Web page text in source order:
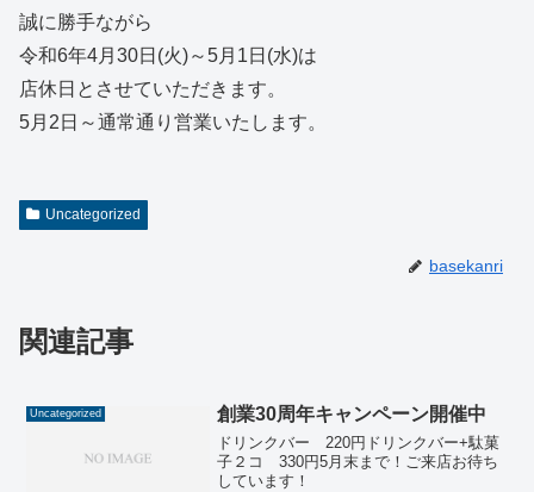
誠に勝手ながら
令和6年4月30日(火)～5月1日(水)は
店休日とさせていただきます。
5月2日～通常通り営業いたします。
Uncategorized
basekanri
関連記事
Uncategorized 創業30周年キャンペーン開催中
ドリンクバー 220円ドリンクバー+駄菓
子２コ 330円5月末まで！ご来店お待ち
しています！